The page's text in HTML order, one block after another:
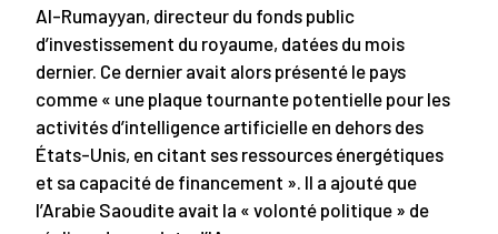
Al-Rumayyan, directeur du fonds public
d’investissement du royaume, datées du mois
dernier. Ce dernier avait alors présenté le pays
comme « une plaque tournante potentielle pour les
activités d’intelligence artificielle en dehors des
États-Unis, en citant ses ressources énergétiques
et sa capacité de financement ». Il a ajouté que
l’Arabie Saoudite avait la « volonté politique » de